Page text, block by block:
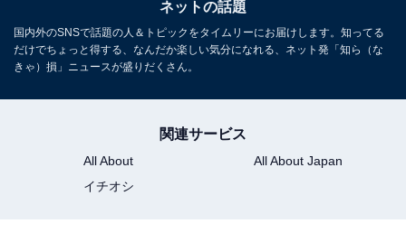
ネットの話題
国内外のSNSで話題の人＆トピックをタイムリーにお届けします。知ってる
だけでちょっと得する、なんだか楽しい気分になれる、ネット発「知ら（な
きゃ）損」ニュースが盛りだくさん。
関連サービス
All About
All About Japan
イチオシ